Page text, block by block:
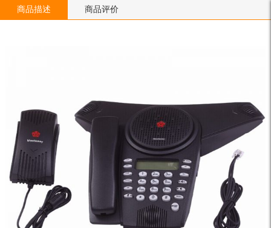
商品描述 商品评价